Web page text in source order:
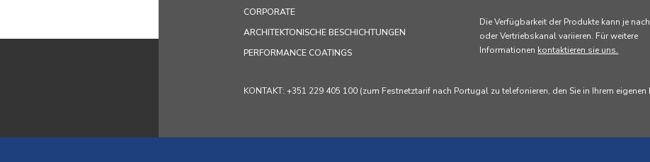
CORPORATE
ARCHITEKTONISCHE BESCHICHTUNGEN
PERFORMANCE COATINGS
Die Verfügbarkeit der Produkte kann je
oder Vertriebskanal variieren. Für weitere
Informationen kontaktieren sie uns.
KONTAKT: +351 229 405 100 (zum Festnetztarif nach Portugal zu telefonieren, den Sie in Ihrem